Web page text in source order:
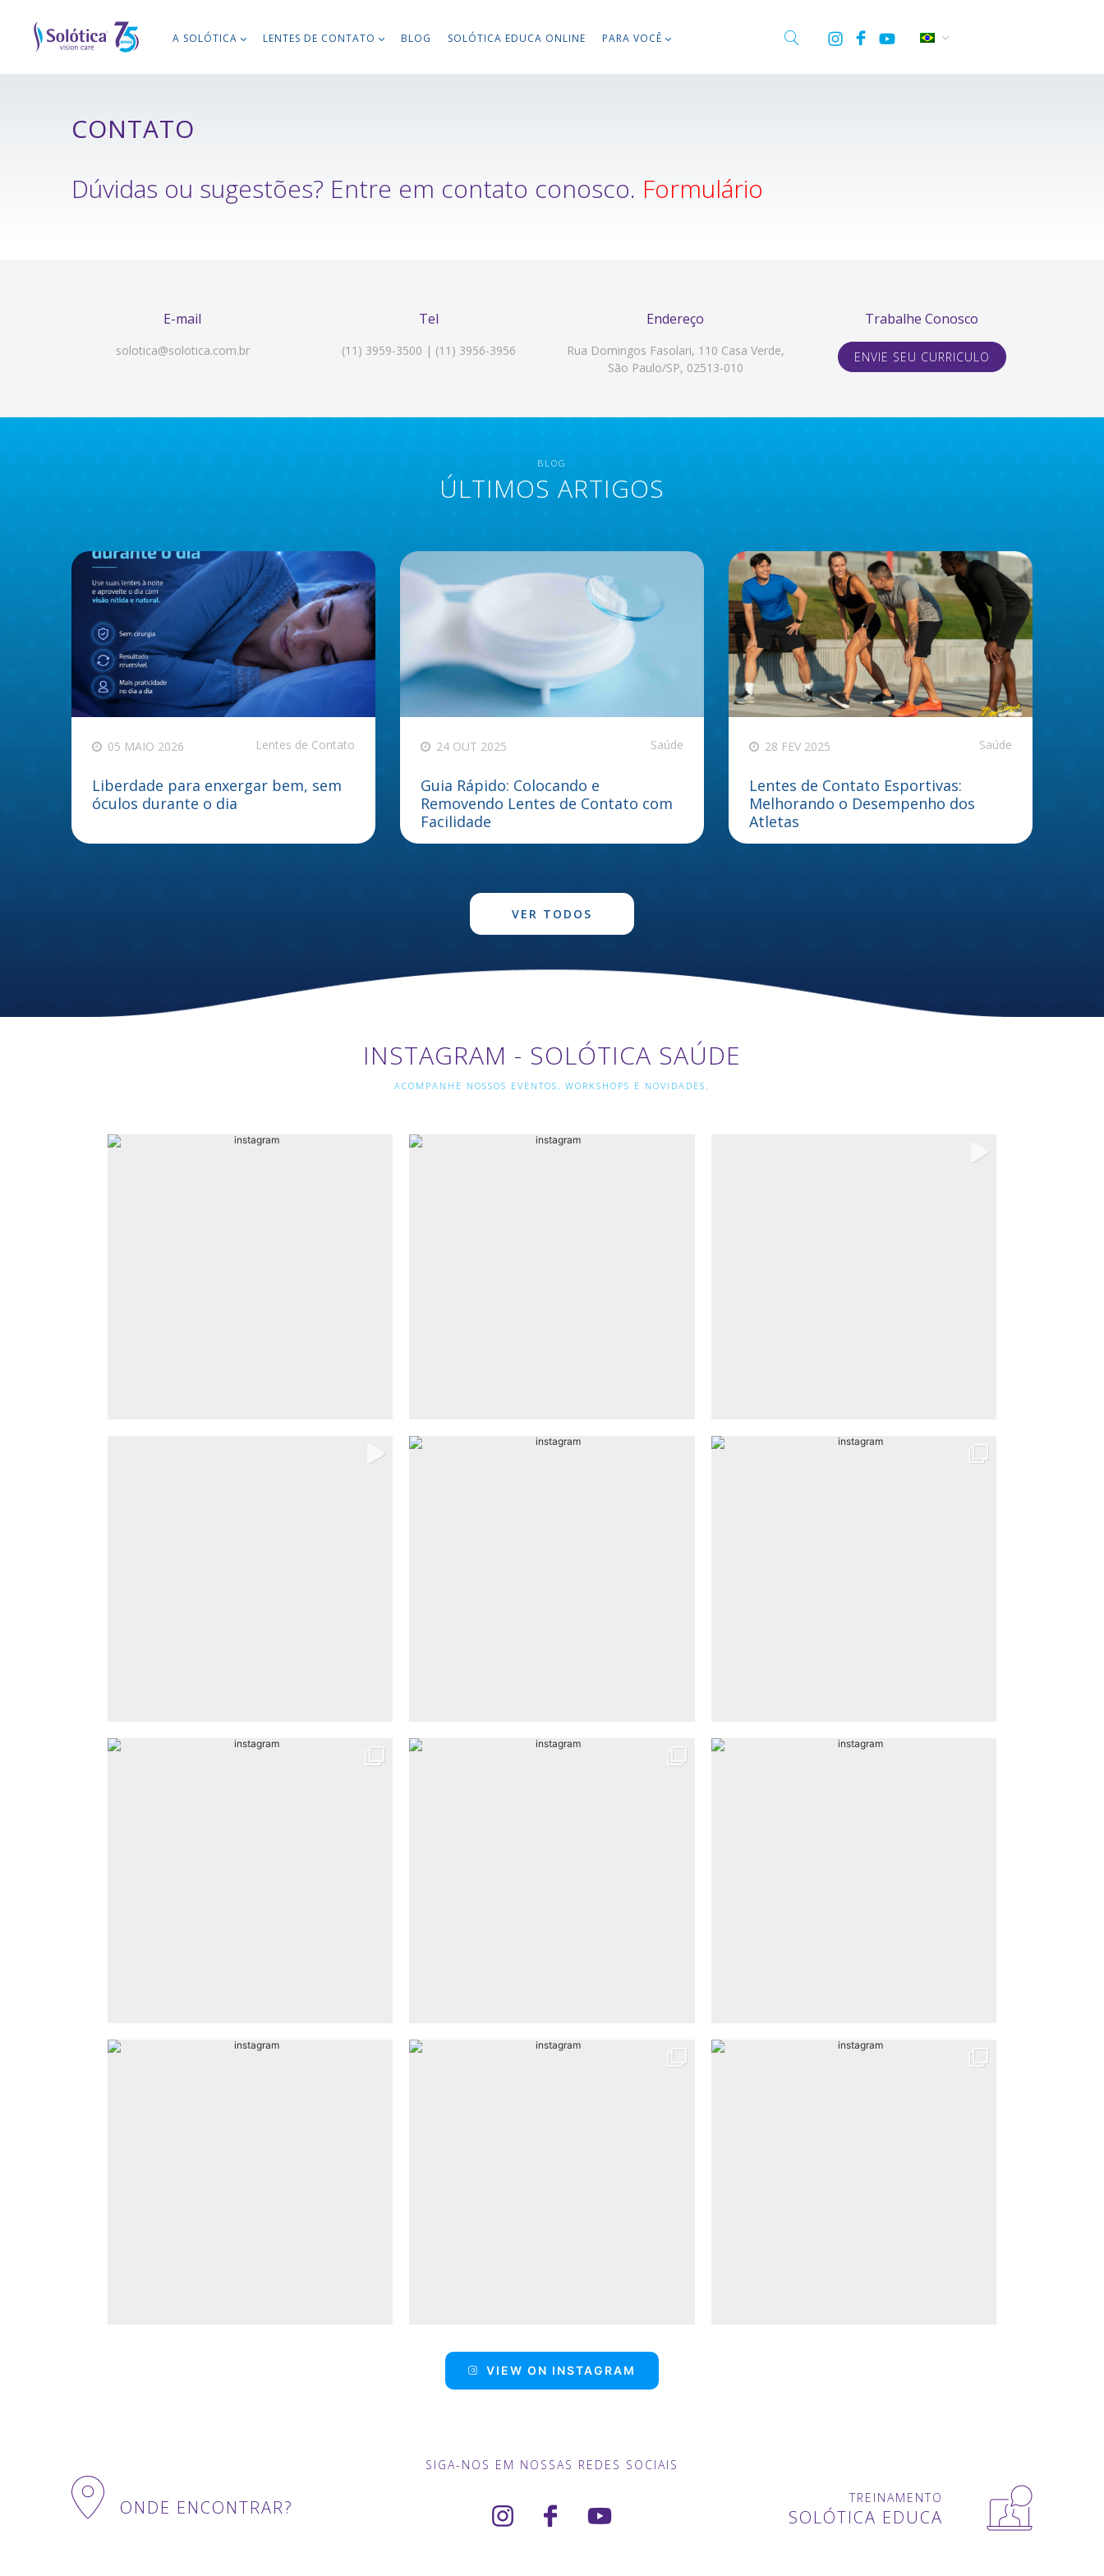
A SOLÓTICA LENTES DE CONTATO BLOG SOLÓTICA EDUCA ONLINE PARA VOCÊ
CONTATO
Dúvidas ou sugestões? Entre em contato conosco. Formulário
E-mail
solotica@solotica.com.br
Tel
(11) 3959-3500 | (11) 3956-3956
Endereço
Rua Domingos Fasolari, 110 Casa Verde,
São Paulo/SP, 02513-010
Trabalhe Conosco
ENVIE SEU CURRICULO
BLOG
ÚLTIMOS ARTIGOS
05 MAIO 2026 Lentes de Contato
Liberdade para enxergar bem, sem
óculos durante o dia
24 OUT 2025 Saúde
Guia Rápido: Colocando e
Removendo Lentes de Contato com
Facilidade
28 FEV 2025 Saúde
Lentes de Contato Esportivas:
Melhorando o Desempenho dos
Atletas
VER TODOS
INSTAGRAM - SOLÓTICA SAÚDE
ACOMPANHE NOSSOS EVENTOS, WORKSHOPS E NOVIDADES.
VIEW ON INSTAGRAM
ONDE ENCONTRAR?
SIGA-NOS EM NOSSAS REDES SOCIAIS
TREINAMENTO
SOLÓTICA EDUCA